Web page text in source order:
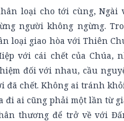
loại cho tới cùng, Ngài
người không ngừng.
loại giao hòa với Thiên
với cái chết của Chúa,
đối với nhau, cầu
chết. Không ai tránh
đi ai cũng phải một lần từ
thương để trở về với